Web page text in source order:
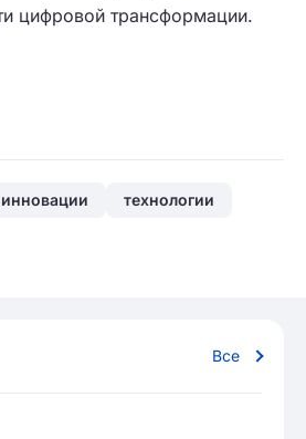
цифровой трансформации.
инновации
технологии
Все